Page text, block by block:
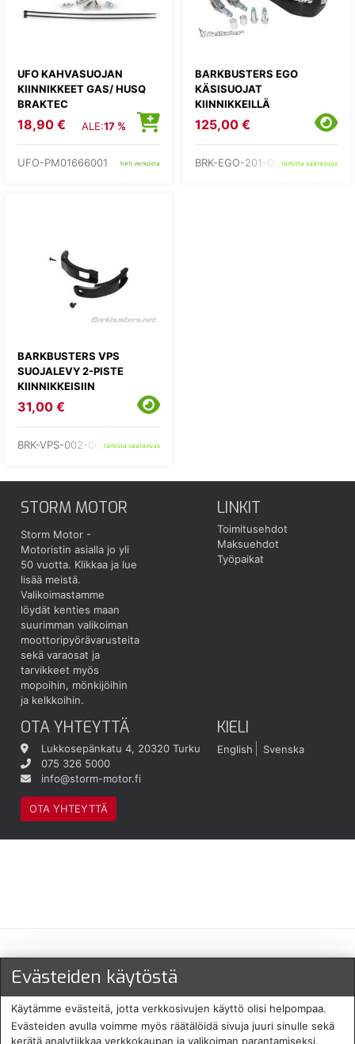
UFO KAHVASUOJAN
KIINNIKKEET GAS/ HUSQ
BRAKTEC
18,90 € ALE:17 %
UFO-PM01666001 heti verkosta
BARKBUSTERS EGO
KÄSISUOJAT
KIINNIKKEILLÄ
125,00 €
BRK-EGO-201-00-BKtarkista saatavuus
BARKBUSTERS VPS
SUOJALEVY 2-PISTE
KIINNIKKEISIIN
31,00 €
BRK-VPS-002-00-BKtarkista saatavuus
STORM MOTOR
Storm Motor -
Motoristin asialla jo yli
50 vuotta. Klikkaa ja lue
lisää meistä.
Valikoimastamme
löydät kenties maan
suurimman valikoiman
moottoripyörävarusteita
sekä varaosat ja
tarvikkeet myös
mopoihin, mönkijöihin
ja kelkkoihin.
LINKIT
Toimitusehdot
Maksuehdot
Työpaikat
OTA YHTEYTTÄ
Lukkosepänkatu 4, 20320 Turku
075 326 5000
info@storm-motor.fi
OTA YHTEYTTÄ
KIELI
English Svenska
Maksu- ja toimitustavat
Evästeiden käytöstä
Käytämme evästeitä, jotta verkkosivujen käyttö olisi helpompaa.
Evästeiden avulla voimme myös räätälöidä sivuja juuri sinulle sekä
kerätä analytiikkaa verkkokaupan ja valikoiman parantamiseksi.